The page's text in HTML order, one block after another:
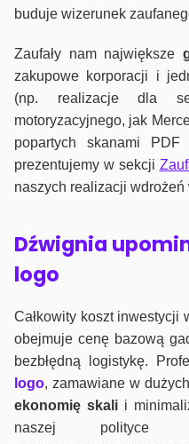
buduje wizerunek
Zaufały nam największe
zakupowe korporacji i
(np. realizacje dla
motoryzacyjnego, jak
popartych skanami
prezentujemy w sekcji
naszych realizacji wdrożeń
Dźwignia
logo
Całkowity koszt inwestycji
obejmuje cenę bazową
bezbłędną logistykę.
logo, zamawiane w
ekonomię skalii
naszej polityce